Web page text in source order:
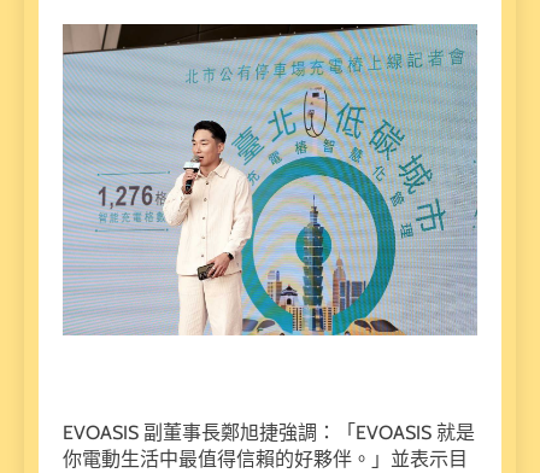
EVOASIS 副董事長鄭旭捷強調：「EVOASIS 就是
你電動生活中最值得信賴的好夥伴。」並表示目